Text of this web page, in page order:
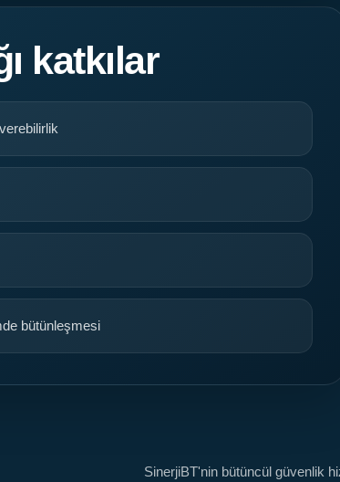
katkılar
bütünleşmesi
SinerjiBT'nin bütüncül güvenlik